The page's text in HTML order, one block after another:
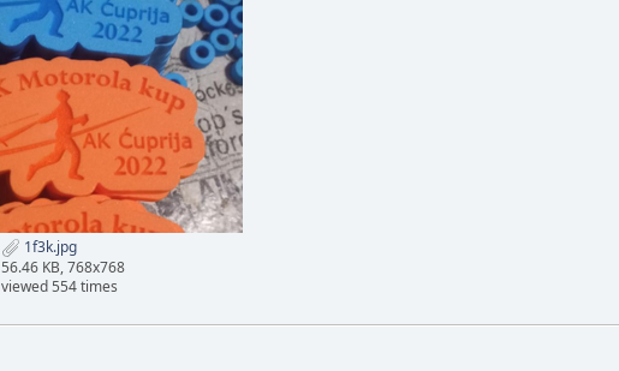
1f3k.jpg
56.46 KB, 768x768
viewed 554 times